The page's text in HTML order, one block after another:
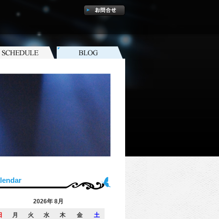
2026年 8月
月 火 水 木 金 土